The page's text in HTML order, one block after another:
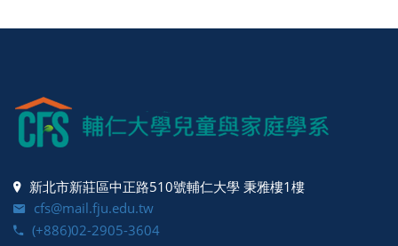
新北市新莊區中正路510號輔仁大學 秉雅樓1樓
cfs@mail.fju.edu.tw
(+886)02-2905-3604